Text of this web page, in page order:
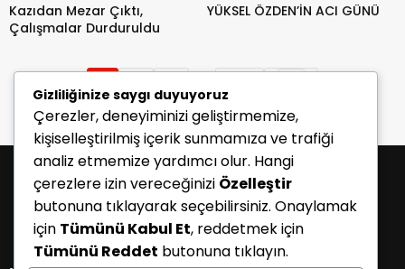
Kazıdan Mezar Çıktı,
Çalışmalar Durduruldu
YÜKSEL ÖZDEN’İN ACI GÜNÜ
...
Gizliliğinize saygı duyuyoruz
Çerezler, deneyiminizi geliştirmemize,
kişiselleştirilmiş içerik sunmamıza ve trafiği
analiz etmemize yardımcı olur. Hangi
çerezlere izin vereceğinizi Özelleştir
butonuna tıklayarak seçebilirsiniz. Onaylamak
için Tümünü Kabul Et, reddetmek için
Tümünü Reddet butonuna tıklayın.